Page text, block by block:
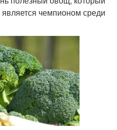
чемпионом среди